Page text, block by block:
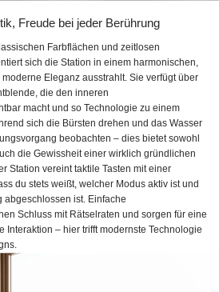
Freude bei jeder Berührung
Farbflächen und zeitlosen
sich die Station in einem harmonischen,
Eleganz ausstrahlt. Sie verfügt über
die den inneren
macht und so Technologie zu einem
sich die Bürsten drehen und das Wasser
beobachten – dies bietet sowohl
die Gewissheit einer wirklich gründlichen
Station vereint taktile Tasten mit einer
du stets weißt, welcher Modus aktiv ist und
ist. Einfache
Schluss mit Rätselraten und sorgen für eine
Interaktion – hier trifft modernste Technologie